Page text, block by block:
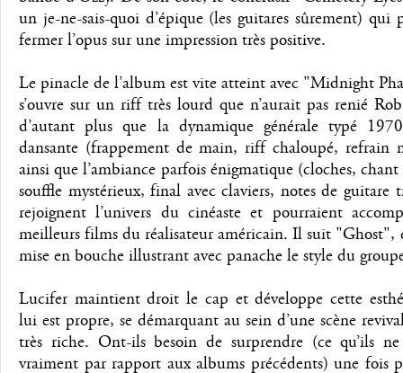
un je-ne-sais-quoi d’épique (les guitares sûrement) qui
fermer l’opus sur une impression très positive.
Le pinacle de l’album est vite atteint avec "Midnight
s’ouvre sur un riff très lourd que n’aurait pas renié
d’autant plus que la dynamique générale typé
dansante (frappement de main, riff chaloupé, refrain
ainsi que l’ambiance parfois énigmatique (cloches,
souffle mystérieux, final avec claviers, notes de guitare
rejoignent l’univers du cinéaste et pourraient
meilleurs films du réalisateur américain. Il suit "Ghost",
mise en bouche illustrant avec panache le style du
Lucifer maintient droit le cap et développe cette
lui est propre, se démarquant au sein d’une scène
très riche. Ont-ils besoin de surprendre (ce qu’ils
vraiment par rapport aux albums précédents) une fois